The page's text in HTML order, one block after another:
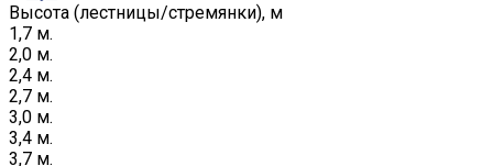
Высота (лестницы/стремянки), м
1,7 м.
2,0 м.
2,4 м.
2,7 м.
3,0 м.
3,4 м.
3,7 м.